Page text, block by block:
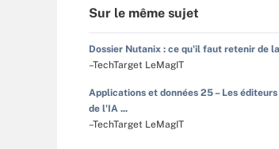
Sur le même sujet
Dossier Nutanix : ce qu'il faut retenir de
–TechTarget LeMagIT
Applications et données 25 – Les
de l'IA ...
–TechTarget LeMagIT